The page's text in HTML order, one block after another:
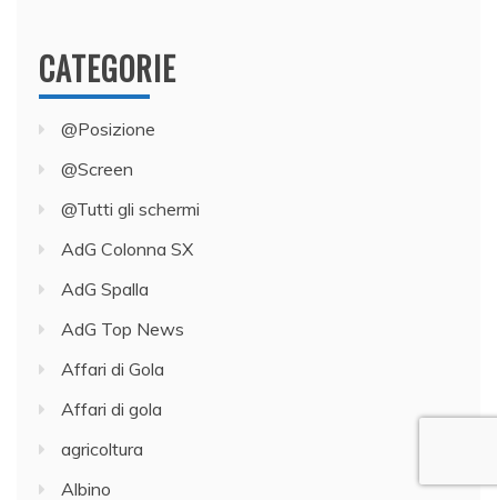
CATEGORIE
@Posizione
@Screen
@Tutti gli schermi
AdG Colonna SX
AdG Spalla
AdG Top News
Affari di Gola
Affari di gola
agricoltura
Albino